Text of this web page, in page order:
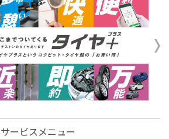
サービスメニュー